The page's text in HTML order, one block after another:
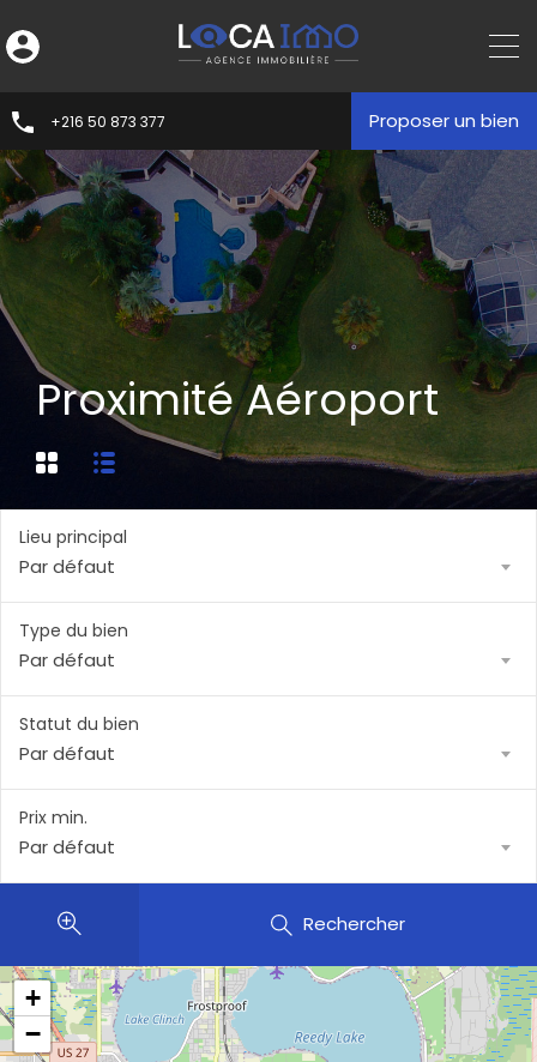
+216 50 873 377 Proposer un bien
Proximité Aéroport
Lieu principal
Par défaut
Type du bien
Par défaut
Statut du bien
Par défaut
Prix min.
Par défaut
Rechercher
+
−